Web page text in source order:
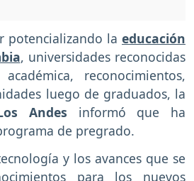
potencializando la educación
, universidades reconocidas
reconocimientos,
luego de graduados, la
Andes informó que ha
de pregrado.
y los avances que se
para los nuevos